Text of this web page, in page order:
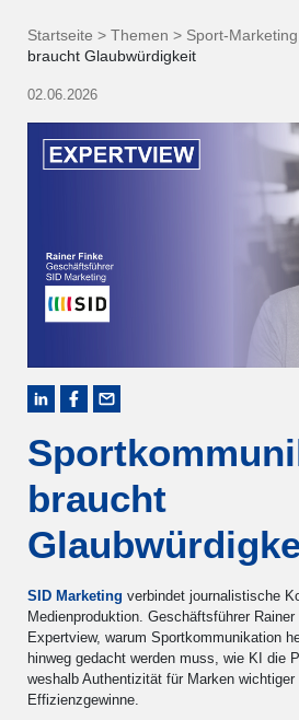
Startseite > Themen > Sport-
braucht Glaubwürdigkeit
02.06.2026
braucht
SID Marketing verbindet journalistische
Medienproduktion. Geschäftsführer
Expertview, warum Sportkommunikation
hinweg gedacht werden muss, wie KI die
weshalb Authentizität für Marken
Effizienzgewinne.